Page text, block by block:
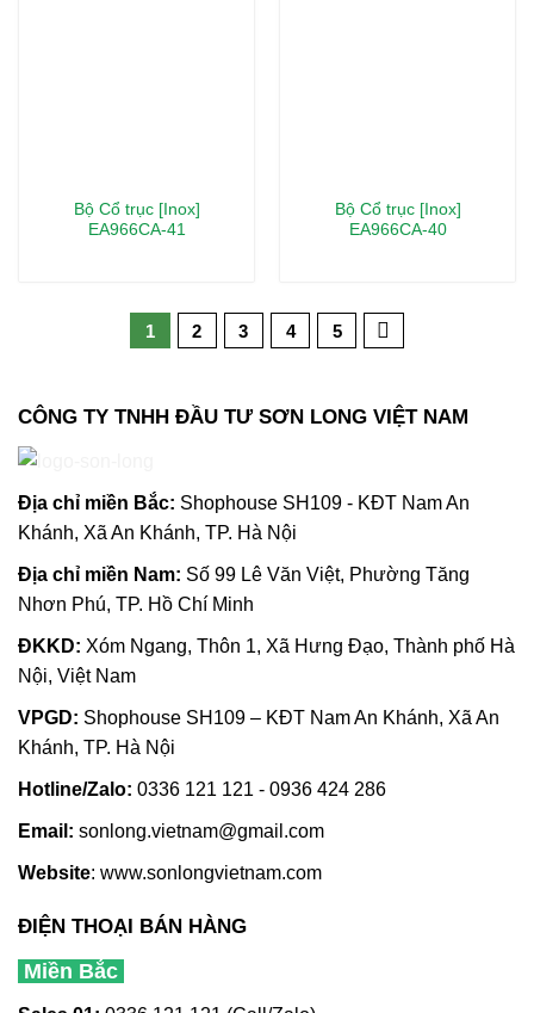
Bộ Cổ trục [Inox]
EA966CA-41
Bộ Cổ trục [Inox]
EA966CA-40
1 2 3 4 5
CÔNG TY TNHH ĐẦU TƯ SƠN LONG VIỆT NAM
Địa chỉ miền Bắc: Shophouse SH109 - KĐT Nam An
Khánh, Xã An Khánh, TP. Hà Nội
Địa chỉ miền Nam: Số 99 Lê Văn Việt, Phường Tăng
Nhơn Phú, TP. Hồ Chí Minh
ĐKKD: Xóm Ngang, Thôn 1, Xã Hưng Đạo, Thành phố Hà
Nội, Việt Nam
VPGD: Shophouse SH109 – KĐT Nam An Khánh, Xã An
Khánh, TP. Hà Nội
Hotline/Zalo: 0336 121 121 - 0936 424 286
Email: sonlong.vietnam@gmail.com
Website: www.sonlongvietnam.com
ĐIỆN THOẠI BÁN HÀNG
Miền Bắc